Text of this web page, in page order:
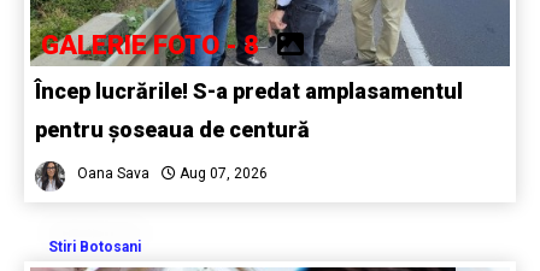
GALERIE FOTO - 8
Încep lucrările! S-a predat amplasamentul
pentru șoseaua de centură
Oana Sava Aug 07, 2026
Stiri Botosani